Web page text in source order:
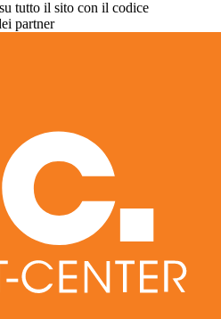
tutto il sito con il codice
partner